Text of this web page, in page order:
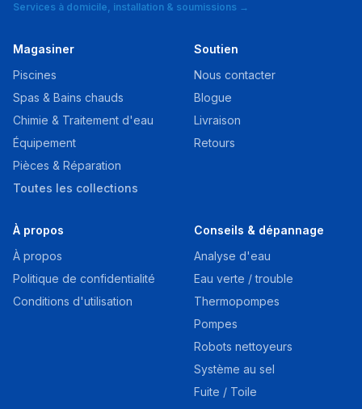
Services à domicile, installation & soumissions →
Magasiner
Piscines
Spas & Bains chauds
Chimie & Traitement d'eau
Équipement
Pièces & Réparation
Toutes les collections
Soutien
Nous contacter
Blogue
Livraison
Retours
À propos
À propos
Politique de confidentialité
Conditions d'utilisation
Conseils & dépannage
Analyse d'eau
Eau verte / trouble
Thermopompes
Pompes
Robots nettoyeurs
Système au sel
Fuite / Toile